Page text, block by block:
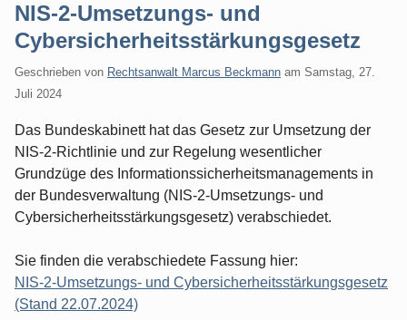
NIS-2-Umsetzungs- und
Cybersicherheitsstärkungsgesetz
Geschrieben von Rechtsanwalt Marcus Beckmann am Samstag, 27.
Juli 2024
Das Bundeskabinett hat das Gesetz zur Umsetzung der
NIS-2-Richtlinie und zur Regelung wesentlicher
Grundzüge des Informationssicherheitsmanagements in
der Bundesverwaltung (NIS-2-Umsetzungs- und
Cybersicherheitsstärkungsgesetz) verabschiedet.
Sie finden die verabschiedete Fassung hier:
NIS-2-Umsetzungs- und Cybersicherheitsstärkungsgesetz
(Stand 22.07.2024)